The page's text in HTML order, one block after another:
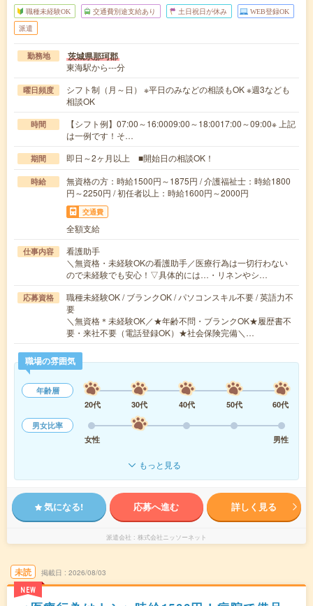
職種未経験OK 交通費別途支給あり 土日祝日が休み WEB登録OK
派遣
勤務地 茨城県那珂郡
東海駅から---分
曜日頻度
シフト制（月～日） ※平日のみなどの相談もOK ※週3なども
相談OK
時間
【シフト例】07:00～16:0009:00～18:0017:00～09:00※ 上記
は一例です！そ…
期間 即日～2ヶ月以上 ■開始日の相談OK！
時給
無資格の方：時給1500円～1875円 / 介護福祉士：時給1800
円～2250円 / 初任者以上：時給1600円～2000円
交通費
全額支給
仕事内容
看護助手
＼無資格・未経験OKの看護助手／医療行為は一切行わない
ので未経験でも安心！▽具体的には…・リネンやシ…
応募資格
職種未経験OK / ブランクOK / パソコンスキル不要 / 英語力不
要
＼無資格＊未経験OK／★年齢不問・ブランクOK★履歴書不
要・来社不要（電話登録OK）★社会保険完備＼…
職場の雰囲気
年齢層
20代
30代 40代 50代
60代
男女比率
女性
男性
もっと見る
気になる! 応募へ進む 詳しく見る
派遣会社 株式会社ニッソーネット
未読
NEW
掲載日 2026/08/03